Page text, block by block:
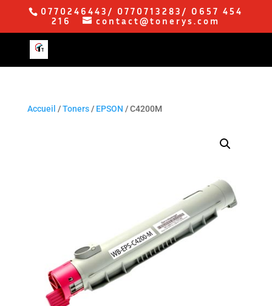
0770246443/ 0770713283/ O657 454
216
contact@tonerys.com
Accueil /Toners/ EPSON / C4200M